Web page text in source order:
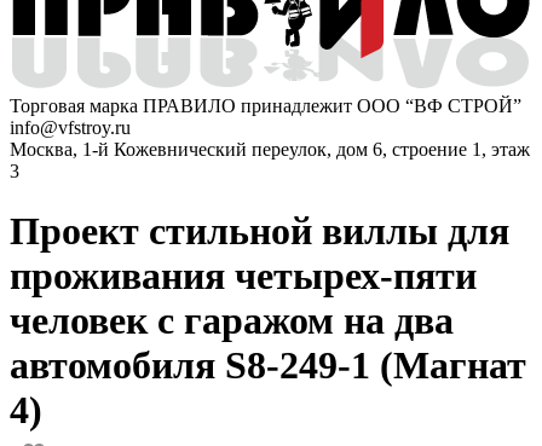
Торговая марка ПРАВИЛО принадлежит ООО “ВФ СТРОЙ”
info@vfstroy.ru
Москва, 1-й Кожевнический переулок, дом 6, строение 1, этаж
3
Проект стильной виллы для
проживания четырех-пяти
человек с гаражом на два
автомобиля S8-249-1 (Магнат
4)